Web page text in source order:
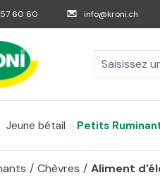
principale
60 60 info@kroni.ch
Jeune bétail Petits
/ Chèvres / Aliment